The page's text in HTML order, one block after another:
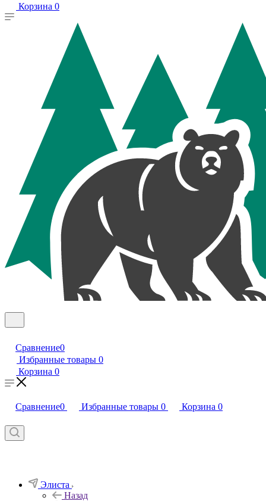
Корзина 0
Сравнение0
Избранные товары 0
Корзина 0
Сравнение0 Избранные товары 0 Корзина 0
Элиста
Назад